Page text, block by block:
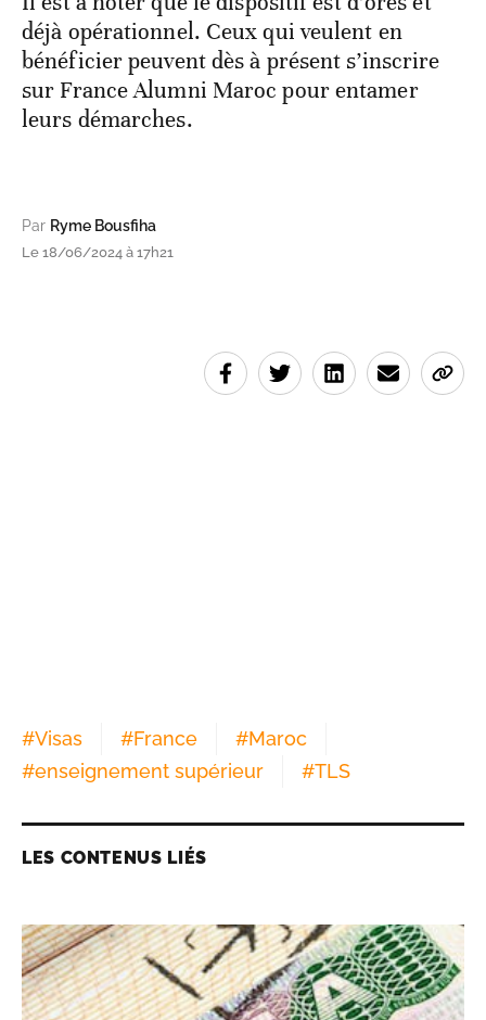
déjà opérationnel. Ceux qui veulent en
bénéficier peuvent dès à présent s’inscrire
sur France Alumni Maroc pour entamer
leurs démarches.
Par Ryme Bousfiha
Le 18/06/2024 à 17h21
#Visas #France #Maroc
#enseignement supérieur #TLS
LES CONTENUS LIÉS